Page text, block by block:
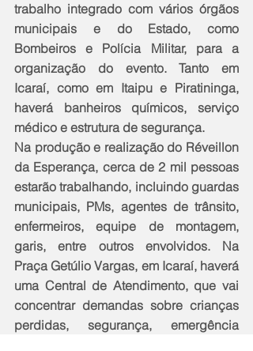
trabalho integrado com vários órgãos
municipais e do Estado, como
Bombeiros e Polícia Militar, para a
organização do evento. Tanto em
Icaraí, como em Itaipu e Piratininga,
haverá banheiros químicos, serviço
médico e estrutura de segurança.
Na produção e realização do Réveillon
da Esperança, cerca de 2 mil pessoas
estarão trabalhando, incluindo guardas
municipais, PMs, agentes de trânsito,
enfermeiros, equipe de montagem,
garis, entre outros envolvidos. Na
Praça Getúlio Vargas, em Icaraí, haverá
uma Central de Atendimento, que vai
concentrar demandas sobre crianças
perdidas, segurança, emergência